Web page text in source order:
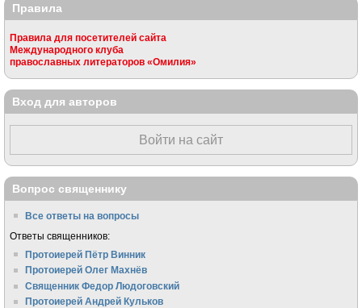
Правила
Правила для посетителей сайта
Международного клуба
православных литераторов «Омилия»
Вход для авторов
Войти на сайт
Вопрос священнику
Все ответы на вопросы
Ответы священников:
Протоиерей Пётр Винник
Протоиерей Олег Махнёв
Священник Федор Людоговский
Протоиерей Андрей Кульков